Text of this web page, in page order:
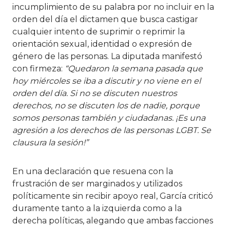
incumplimiento de su palabra por no incluir en la
orden del día el dictamen que busca castigar
cualquier intento de suprimir o reprimir la
orientación sexual, identidad o expresión de
género de las personas. La diputada manifestó
con firmeza: “Quedaron la semana pasada que
hoy miércoles se iba a discutir y no viene en el
orden del día. Si no se discuten nuestros
derechos, no se discuten los de nadie, porque
somos personas también y ciudadanas. ¡Es una
agresión a los derechos de las personas LGBT. Se
clausura la sesión!”
En una declaración que resuena con la
frustración de ser marginados y utilizados
políticamente sin recibir apoyo real, García criticó
duramente tanto a la izquierda como a la
derecha políticas, alegando que ambas facciones